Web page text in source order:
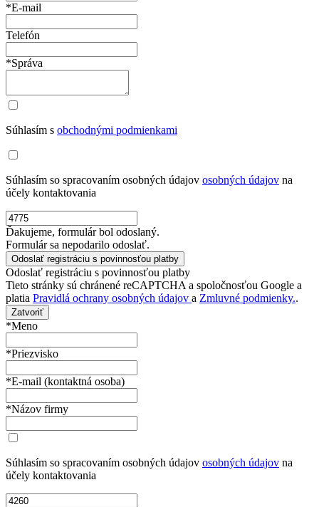
*E-mail
Telefón
*Správa
Súhlasím s obchodnými podmienkami
Súhlasím so spracovaním osobných údajov osobných údajov na
účely kontaktovania
Ďakujeme, formulár bol odoslaný.
Formulár sa nepodarilo odoslať.
Odoslať registráciu s povinnosťou platby
Tieto stránky sú chránené reCAPTCHA a spoločnosťou Google a
platia Pravidlá ochrany osobných údajov a Zmluvné podmienky..
Zatvoriť
*Meno
*Priezvisko
*E-mail (kontaktná osoba)
*Názov firmy
Súhlasím so spracovaním osobných údajov osobných údajov na
účely kontaktovania